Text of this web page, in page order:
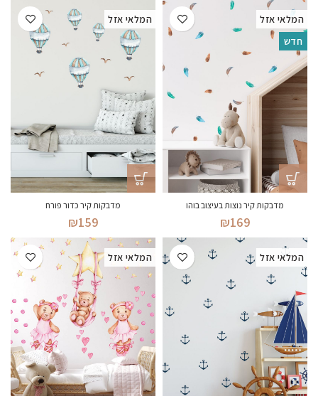
המלאי אזל
חדש
מדבקות קיר נוצות בעיצוב בוהו
₪169
המלאי אזל
מדבקות קיר כדור פורח
₪159
המלאי אזל המלאי אזל